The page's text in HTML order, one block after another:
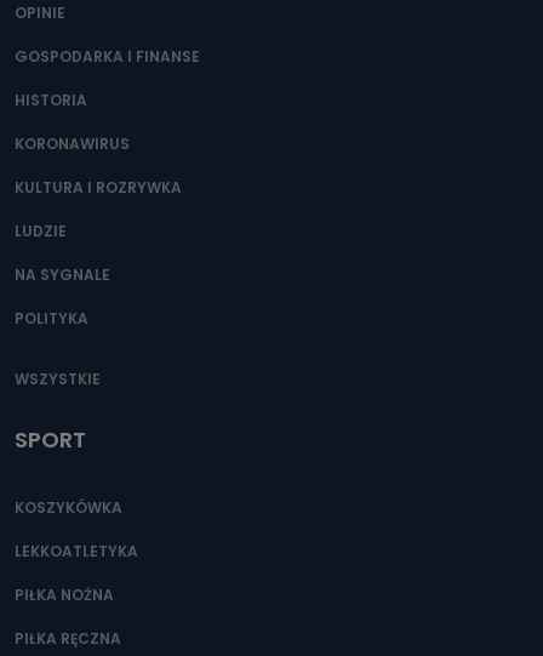
OPINIE
GOSPODARKA I FINANSE
HISTORIA
KORONAWIRUS
KULTURA I ROZRYWKA
LUDZIE
NA SYGNALE
POLITYKA
WSZYSTKIE
SPORT
KOSZYKÓWKA
LEKKOATLETYKA
PIŁKA NOŻNA
PIŁKA RĘCZNA